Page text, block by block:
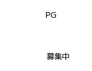
PG
募集中